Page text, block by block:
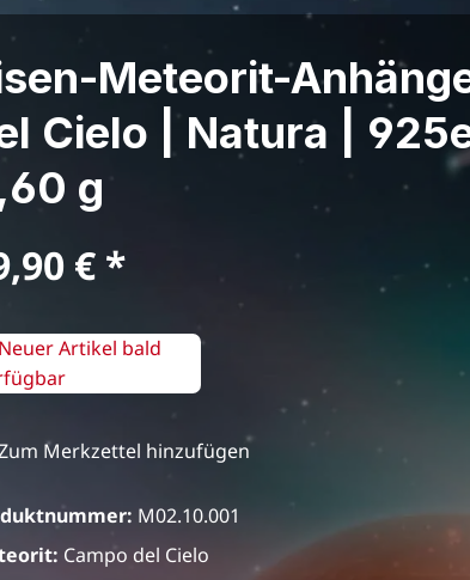
Meteorit-
Cielo | Natura |
g
Preis:
€
Neuer Artikel bald
Merkzettel hinzufügen
M02.10.001
Campo del Cielo